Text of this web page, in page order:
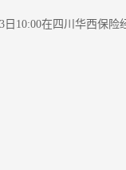
10:00在四川华西保